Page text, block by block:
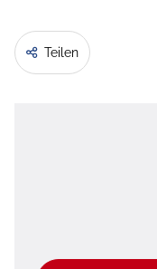
Teilen